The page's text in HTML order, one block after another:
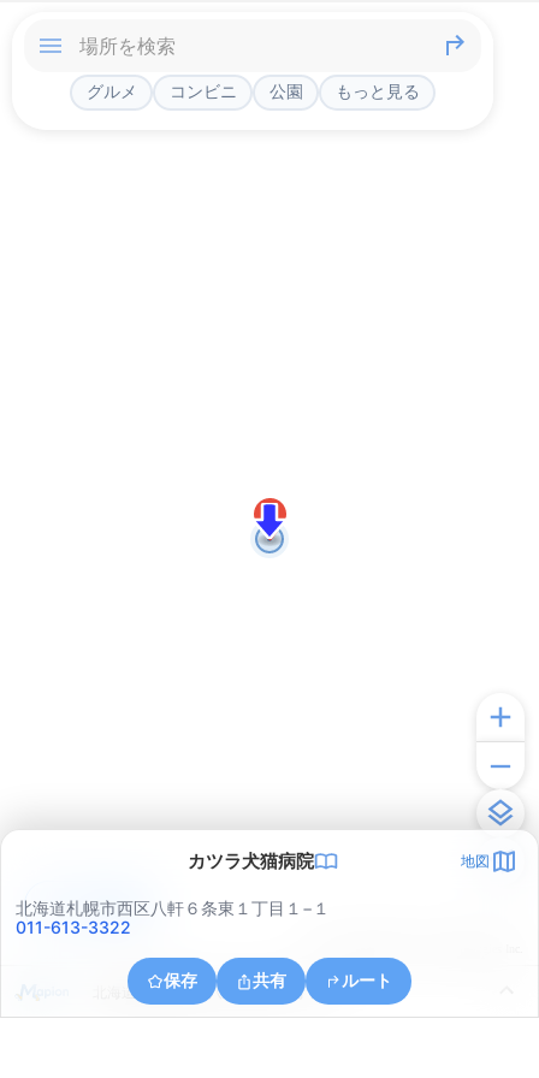
グルメ コンビニ 公園 もっと見る
カツラ犬猫病院 地図
北海道札幌市西区八軒６条東１丁目１−１
011-613-3322
保存 共有 ルート
北海道札幌市西区八軒６条東１丁目１
アプリで見る